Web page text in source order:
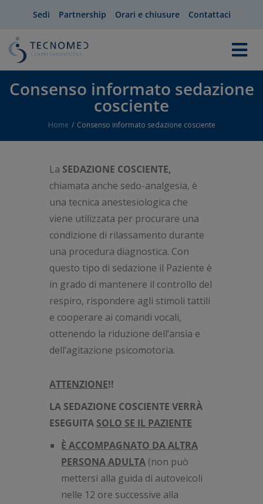
Sedi Partnership Orari e chiusure Contattaci
Consenso informato sedazione
cosciente
You are here:
Home Consenso informato sedazione cosciente
La SEDAZIONE COSCIENTE,
chiamata anche sedo-analgesia, è
una tecnica anestesiologica che
viene utilizzata per procurare una
condizione di rilassamento durante
una procedura diagnostica. Con
questo tipo di sedazione il Paziente è
in grado di mantenere il controllo del
respiro, rispondere agli stimoli tattili
e cooperare ai comandi vocali,
ottenendo la riduzione dell’ansia e
dell’agitazione psicomotoria.
ATTENZIONE!!
LA SEDAZIONE COSCIENTE VERRÀ
ESEGUITA SOLO SE IL PAZIENTE
È ACCOMPAGNATO DA ALTRA
PERSONA ADULTA (non può
mettersi alla guida di autoveicoli
nelle 12 ore successive alla